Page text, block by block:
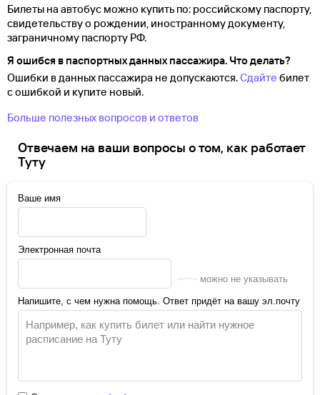
Билеты на автобус можно купить по: российскому паспорту,
свидетельству о рождении, иностранному документу,
заграничному паспорту РФ.
Я ошибся в паспортных данных пассажира. Что делать?
Ошибки в данных пассажира не допускаются.Сдайте билет
с ошибкой и купите новый.
Больше полезных вопросов и ответов
Отвечаем на ваши вопросы о том, как работает
Туту
Ваше имя
Электронная почта
можно не указывать
Напишите, с чем нужна помощь. Ответ придёт на вашу эл.почту